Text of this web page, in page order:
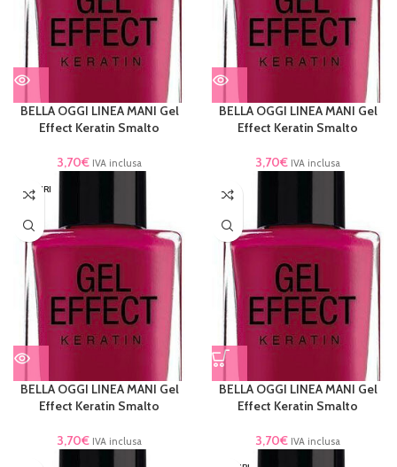
BELLA OGGI LINEA MANI Gel
Effect Keratin Smalto
3,70€ IVA inclusa
BELLA OGGI LINEA MANI Gel
Effect Keratin Smalto
3,70€ IVA inclusa
ESAURI
TO
BELLA OGGI LINEA MANI Gel
Effect Keratin Smalto
3,70€ IVA inclusa
BELLA OGGI LINEA MANI Gel
Effect Keratin Smalto
3,70€ IVA inclusa